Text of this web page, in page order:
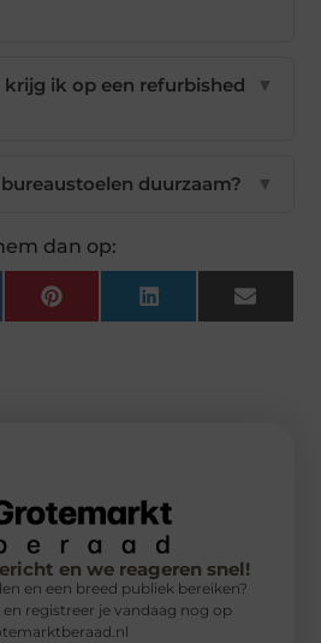
krijg ik op een refurbished
▼
duurzaam? ▼
dan op:
Pinterest LinkedIn Email
en we reageren snel!
en een breed publiek bereiken?
registreer je vandaag nog op